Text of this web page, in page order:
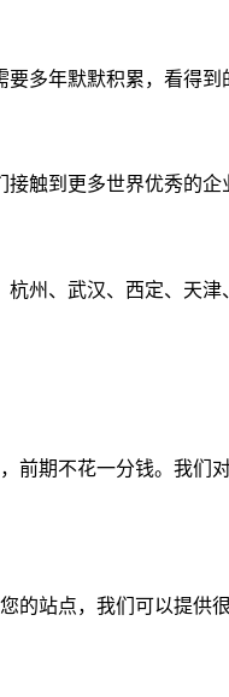
多年默默积累，看得到
触到更多世界优秀的企
州、武汉、西定、天
前期不花一分钱。我们
的站点，我们可以提供